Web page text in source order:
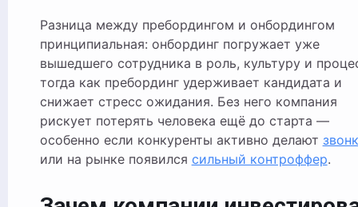
Разница между пребордингом и онбордингом
принципиальная: онбординг погружает уже
вышедшего сотрудника в роль, культуру и
тогда как пребординг удерживает кандидата и
снижает стресс ожидания. Без него компания
рискует потерять человека ещё до старта —
особенно если конкуренты активно делают
или на рынке появился сильный контроффер.